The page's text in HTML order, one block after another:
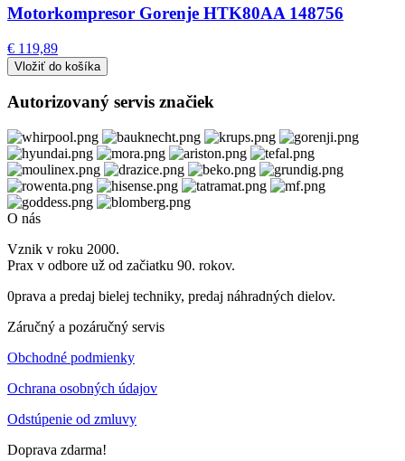
Motorkompresor Gorenje HTK80AA 148756
€ 119,89
Autorizovaný servis značiek
O nás
Vznik v roku 2000.
Prax v odbore už od začiatku 90. rokov.
0prava a predaj bielej techniky, predaj náhradných dielov.
Záručný a pozáručný servis
Obchodné podmienky
Ochrana osobných údajov
Odstúpenie od zmluvy
Doprava zdarma!